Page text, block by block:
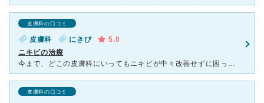
皮膚科の口コミ
皮膚科 にきび
5.0
ニキビの治療
今まで、どこの皮膚科にいってもニキビが中々改善せずに困っていました。 ここの皮膚科に行くようになってから、処方された軟膏がとても肌に合うみたいでニキビができづらくなりました。 一度唇が大きな炎症を
皮膚科の口コミ